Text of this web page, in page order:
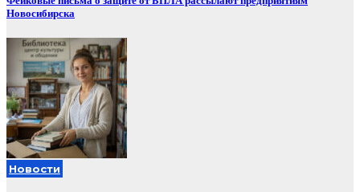
Новосибирска
Новости